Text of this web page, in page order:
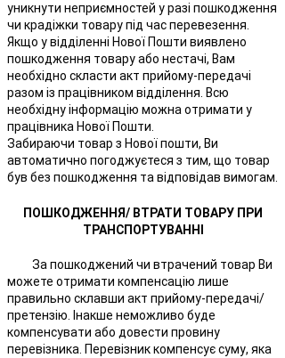
уникнути неприємностей у разі пошкодження
чи крадіжки товару під час перевезення.
Якщо у відділенні Нової Пошти виявлено
пошкодження товару або нестачі, Вам
необхідно скласти акт прийому-передачі
разом із працівником відділення. Всю
необхідну інформацію можна отримати у
працівника Нової Пошти.
Забираючи товар з Нової пошти, Ви
автоматично погоджуєтеся з тим, що товар
був без пошкодження та відповідав вимогам.
ПОШКОДЖЕННЯ/ ВТРАТИ ТОВАРУ ПРИ
ТРАНСПОРТУВАННІ
За пошкоджений чи втрачений товар Ви
можете отримати компенсацію лише
правильно склавши акт прийому-передачі/
претензію. Інакше неможливо буде
компенсувати або довести провину
перевізника. Перевізник компенсує суму, яка